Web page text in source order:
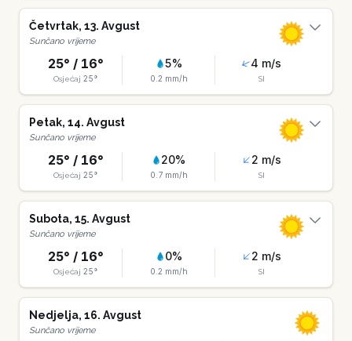
Četvrtak, 13. Avgust
Sunčano vrijeme
25° / 16°
Osjećaj 25°
5%
0.2 mm/h
4 m/s
SI
Petak, 14. Avgust
Sunčano vrijeme
25° / 16°
Osjećaj 25°
20%
0.7mm/h
2 m/s
SI
Subota, 15. Avgust
Sunčano vrijeme
25° / 16°
Osjećaj 25°
0%
0.2 mm/h
2 m/s
SI
Nedjelja, 16. Avgust
Sunčano vrijeme